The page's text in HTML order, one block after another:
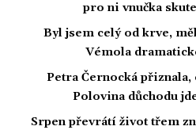
pro ni vnučka
Byl jsem celý od krve,
Vémola
Petra Černocká přiznala,
Polovina důchodu
Srpen převrátí život třem